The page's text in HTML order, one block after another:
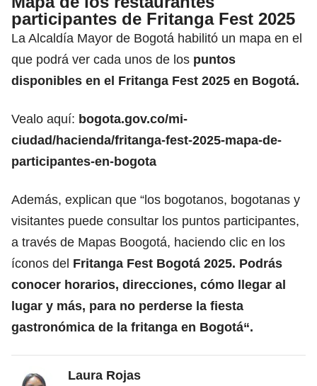
participantes de Fritanga Fest 2025
La Alcaldía Mayor de Bogotá habilitó un mapa en el
que podrá ver cada unos de los puntos
disponibles en el Fritanga Fest 2025 en Bogotá.
Vealo aquí: bogota.gov.co/mi-
ciudad/hacienda/fritanga-fest-2025-mapa-de-
participantes-en-bogota
Además, explican que “los bogotanos, bogotanas y
visitantes puede consultar los puntos participantes,
a través de Mapas Boogotá, haciendo clic en los
íconos del Fritanga Fest Bogotá 2025. Podrás
conocer horarios, direcciones, cómo llegar al
lugar y más, para no perderse la fiesta
gastronómica de la fritanga en Bogotá“.
Laura Rojas